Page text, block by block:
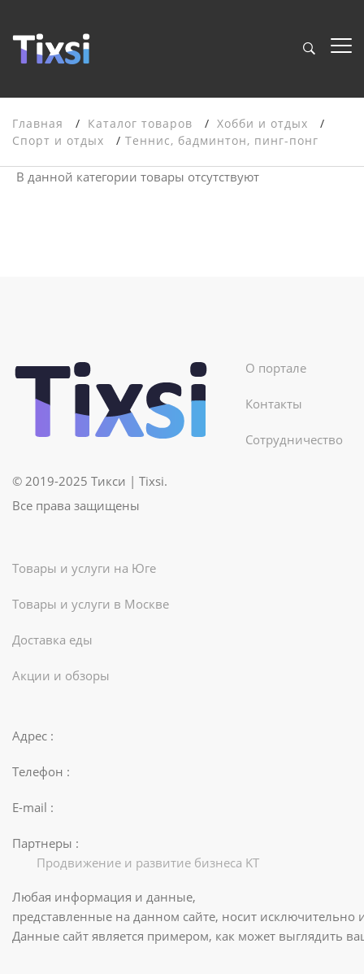
Главная Каталог товаров
Хобби и отдых
Спорт и отдых
Теннис, бадминтон, пинг-понг
В данной категории товары отсутствуют
© 2019-2025 Тикси | Tixsi.
Все права защищены
О портале
Контакты
Сотрудничество
Товары и услуги на Юге
Товары и услуги в Москве
Доставка еды
Акции и обзоры
Адрес :
Телефон :
E-mail :
Партнеры :
Продвижение и развитие бизнеса KT
Любая информация и данные,
представленные на данном сайте, носит
Данные сайт является примером, как может выглядить